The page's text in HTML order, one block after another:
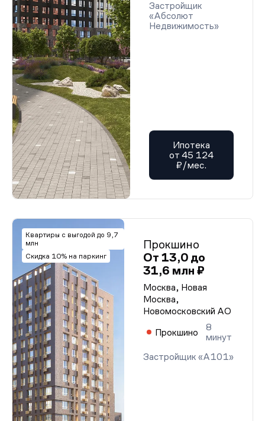
Застройщик
«Абсолют
Недвижимость»
Ипотека
от 45 124
₽/мес.
Квартиры с выгодой до 9,7
млн
Скидка 10% на паркинг
Прокшино
От 13,0 до
31,6 млн ₽
Москва, Новая
Москва,
Новомосковский АО
Прокшино
8
минут
Застройщик «А101»